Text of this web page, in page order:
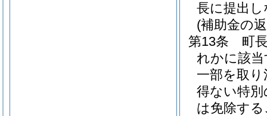
長に提出
(補助金の
第13条
町
れかに該
一部を取
得ない特
は免除す